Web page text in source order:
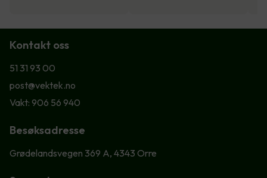
Kontakt oss
51 31 93 00
post@vektek.no
Vakt: 906 56 940
Besøksadresse
Grødelandsvegen 369 A, 4343 Orre